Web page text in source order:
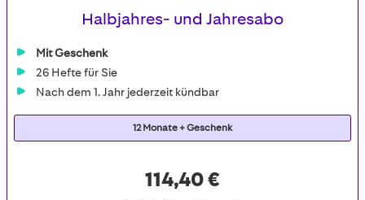
Halbjahres- und Jahresabo
Mit Geschenk
26 Hefte für Sie
Nach dem 1. Jahr jederzeit kündbar
12 Monate + Geschenk
114,40 €